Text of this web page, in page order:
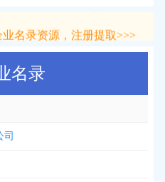
业名录资源，注册提取>>>
名录